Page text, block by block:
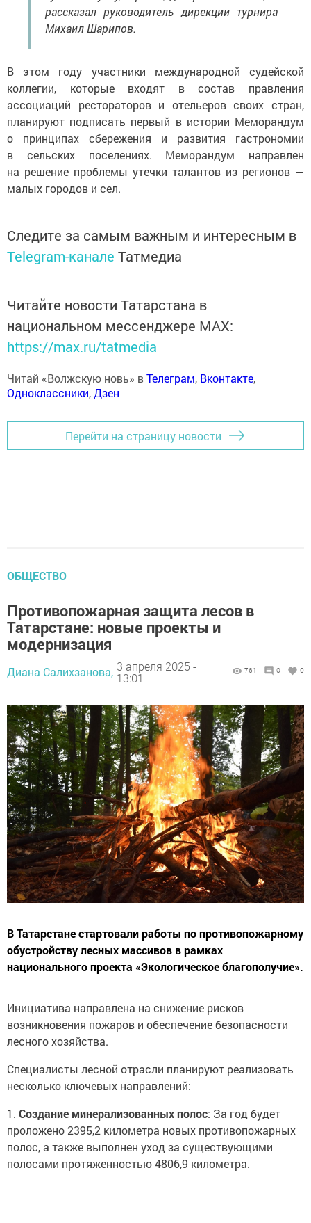
рассказал руководитель дирекции турнира
Михаил Шарипов.
В этом году участники международной судейской
коллегии, которые входят в состав правления
ассоциаций рестораторов и отельеров своих стран,
планируют подписать первый в истории Меморандум
о принципах сбережения и развития гастрономии
в сельских поселениях. Меморандум направлен
на решение проблемы утечки талантов из регионов —
малых городов и сел.
Следите за самым важным и интересным в
Telegram-канале Татмедиа
Читайте новости Татарстана в
национальном мессенджере MАХ:
https://max.ru/tatmedia
Читай «Волжскую новь» вТелеграм, Вконтакте,
Одноклассники,Дзен
Перейти на страницу новости
ОБЩЕСТВО
Противопожарная защита лесов в
Татарстане: новые проекты и
модернизация
Диана Салихзанова, 3 апреля 2025 -
13:01
761 0 0
В Татарстане стартовали работы по противопожарному
обустройству лесных массивов в рамках
национального проекта «Экологическое благополучие».
Инициатива направлена на снижение рисков
возникновения пожаров и обеспечение безопасности
лесного хозяйства.
Специалисты лесной отрасли планируют реализовать
несколько ключевых направлений:
1. Создание минерализованных полос: За год будет
проложено 2395,2 километра новых противопожарных
полос, а также выполнен уход за существующими
полосами протяженностью 4806,9 километра.